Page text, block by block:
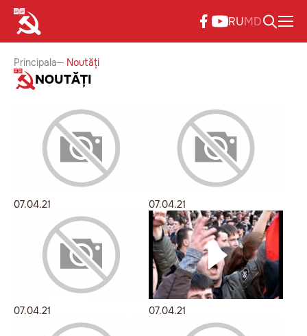
RUMD
Principala Noutăți
NOUTĂȚI
07.04.21 07.04.21
07.04.21 07.04.21